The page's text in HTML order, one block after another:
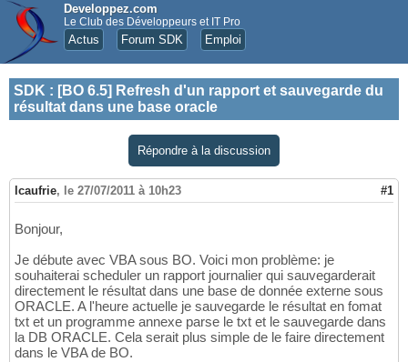
Developpez.com
Le Club des Développeurs et IT Pro
Actus Forum SDK Emploi
SDK : [BO 6.5] Refresh d'un rapport et sauvegarde du
résultat dans une base oracle
Répondre à la discussion
lcaufrie, le 27/07/2011 à 10h23 #1
Bonjour,
Je débute avec VBA sous BO. Voici mon problème: je
souhaiterai scheduler un rapport journalier qui sauvegarderait
directement le résultat dans une base de donnée externe sous
ORACLE. A l'heure actuelle je sauvegarde le résultat en fomat
txt et un programme annexe parse le txt et le sauvegarde dans
la DB ORACLE. Cela serait plus simple de le faire directement
dans le VBA de BO.